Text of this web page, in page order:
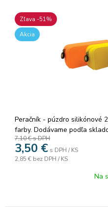
Zľava -51%
Akcia
Peračník - púzdro silikónové
farby. Dodávame podľa
7,10 €s DPH
3,50 € s DPH / KS
2,85 € bez DPH / KS
Na